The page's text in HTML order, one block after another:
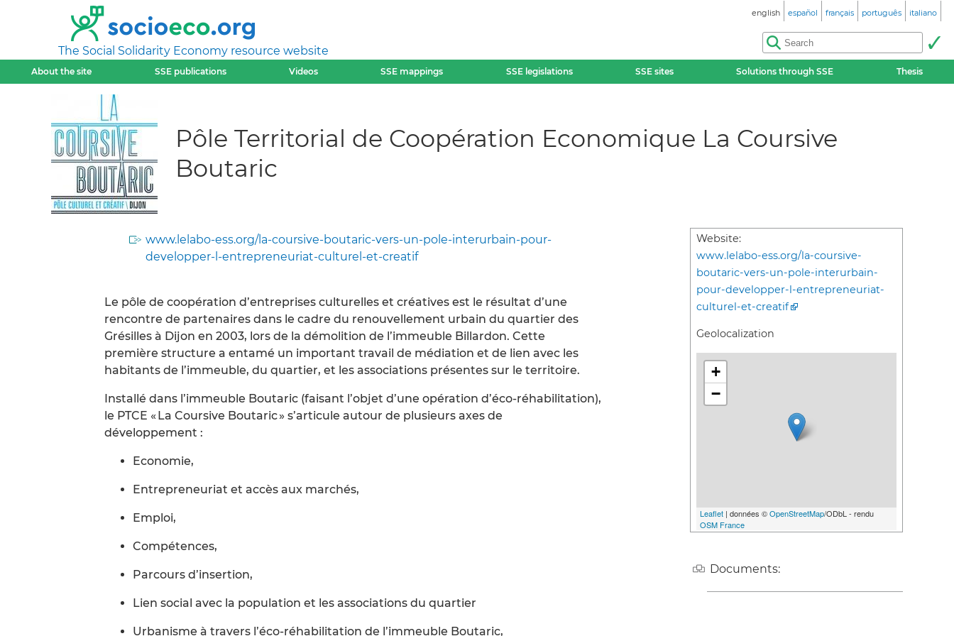
The Social Solidarity Economy resource website
english español français português italiano
About the site SSE publications Videos SSE mappings SSE legislations SSE sites Solutions through SSE Thesis
Pôle Territorial de Coopération Economique La Coursive
Boutaric
www.lelabo-ess.org/la-coursive-boutaric-vers-un-pole-interurbain-pour-
developper-l-entrepreneuriat-culturel-et-creatif
Le pôle de coopération d’entreprises culturelles et créatives est le résultat d’une
rencontre de partenaires dans le cadre du renouvellement urbain du quartier des
Grésilles à Dijon en 2003, lors de la démolition de l’immeuble Billardon. Cette
première structure a entamé un important travail de médiation et de lien avec les
habitants de l’immeuble, du quartier, et les associations présentes sur le territoire.
Installé dans l’immeuble Boutaric (faisant l’objet d’une opération d’éco-réhabilitation),
le PTCE « La Coursive Boutaric » s’articule autour de plusieurs axes de
développement :
Economie,
Entrepreneuriat et accès aux marchés,
Emploi,
Compétences,
Parcours d’insertion,
Lien social avec la population et les associations du quartier
Urbanisme à travers l’éco-réhabilitation de l’immeuble Boutaric,
Website:
www.lelabo-ess.org/la-coursive-
boutaric-vers-un-pole-interurbain-
pour-developper-l-entrepreneuriat-
culturel-et-creatif
Geolocalization
+
−
Leaflet | données ©OpenStreetMap/ODbL - rendu
OSM France
Documents: